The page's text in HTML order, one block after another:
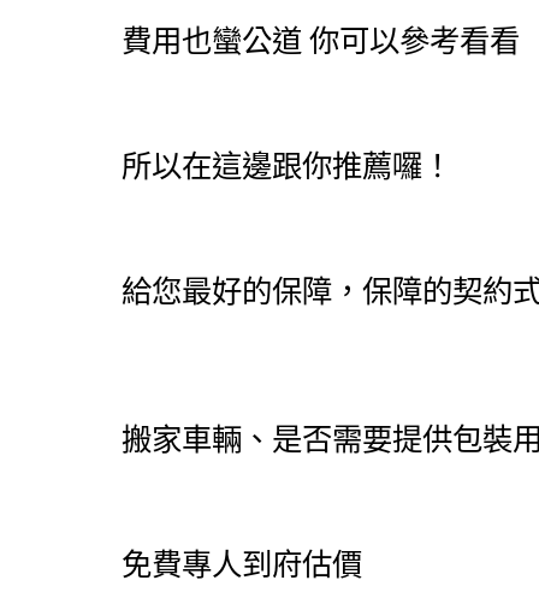
費用也蠻公道 你可以參考看看
所以在這邊跟你推薦囉！
給您最好的保障，保障的契約
搬家車輛、是否需要提供包裝
免費專人到府估價